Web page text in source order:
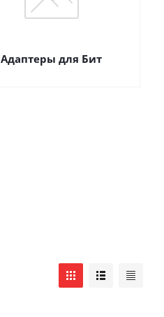
Адаптеры для Бит